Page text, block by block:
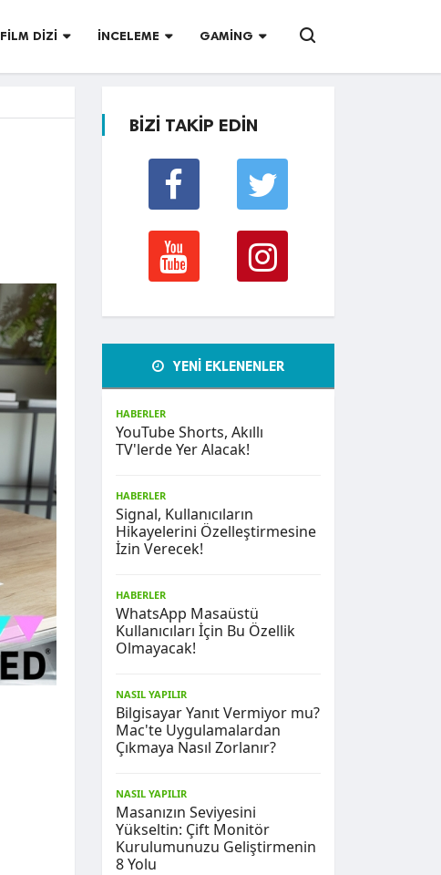
FILM DIZI İNCELEME GAMING
BİZİ TAKİP EDİN
YENİ EKLENENLER
HABERLER
YouTube Shorts, Akıllı
TV'lerde Yer Alacak!
HABERLER
Signal, Kullanıcıların
Hikayelerini Özelleştirmesine
İzin Verecek!
HABERLER
WhatsApp Masaüstü
Kullanıcıları İçin Bu Özellik
Olmayacak!
NASIL YAPILIR
Bilgisayar Yanıt Vermiyor mu?
Mac'te Uygulamalardan
Çıkmaya Nasıl Zorlanır?
NASIL YAPILIR
Masanızın Seviyesini
Yükseltin: Çift Monitör
Kurulumunuzu Geliştirmenin
8 Yolu